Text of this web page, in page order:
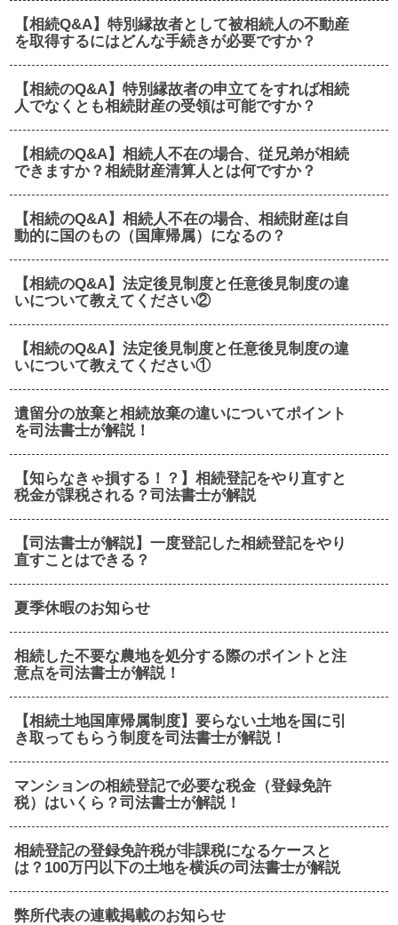
【相続Q&A】特別縁故者として被相続人の不動産
を取得するにはどんな手続きが必要ですか？
【相続のQ&A】特別縁故者の申立てをすれば相続
人でなくとも相続財産の受領は可能ですか？
【相続のQ&A】相続人不在の場合、従兄弟が相続
できますか？相続財産清算人とは何ですか？
【相続のQ&A】相続人不在の場合、相続財産は自
動的に国のもの（国庫帰属）になるの？
【相続のQ&A】法定後見制度と任意後見制度の違
いについて教えてください②
【相続のQ&A】法定後見制度と任意後見制度の違
いについて教えてください①
遺留分の放棄と相続放棄の違いについてポイント
を司法書士が解説！
【知らなきゃ損する！？】相続登記をやり直すと
税金が課税される？司法書士が解説
【司法書士が解説】一度登記した相続登記をやり
直すことはできる？
夏季休暇のお知らせ
相続した不要な農地を処分する際のポイントと注
意点を司法書士が解説！
【相続土地国庫帰属制度】要らない土地を国に引
き取ってもらう制度を司法書士が解説！
マンションの相続登記で必要な税金（登録免許
税）はいくら？司法書士が解説！
相続登記の登録免許税が非課税になるケースと
は？100万円以下の土地を横浜の司法書士が解説
弊所代表の連載掲載のお知らせ